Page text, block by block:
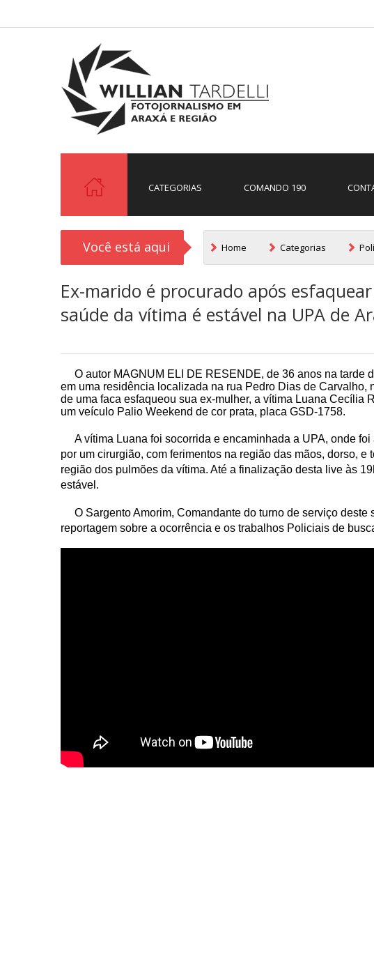
CATEGORIAS COMANDO 190
Você está aqui Home Categorias
Ex-marido é procurado após
saúde da vítima é estável na UPA de
O autor MAGNUM ELI DE RESENDE, de 36 anos na tarde
em uma residência localizada na rua Pedro Dias de Carvalho,
de uma faca esfaqueou sua ex-mulher, a vítima Luana Cecília
um veículo Palio Weekend de cor prata, placa GSD-1758.
A vítima Luana foi socorrida e encaminhada a UPA, onde
por um cirurgião, com ferimentos na região das mãos, dorso,
região dos pulmões da vítima. Até a finalização desta live às
estável.
O Sargento Amorim, Comandante do turno de serviço deste
reportagem sobre a ocorrência e os trabalhos Policiais de